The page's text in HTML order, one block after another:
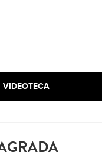
VIDEOTECA